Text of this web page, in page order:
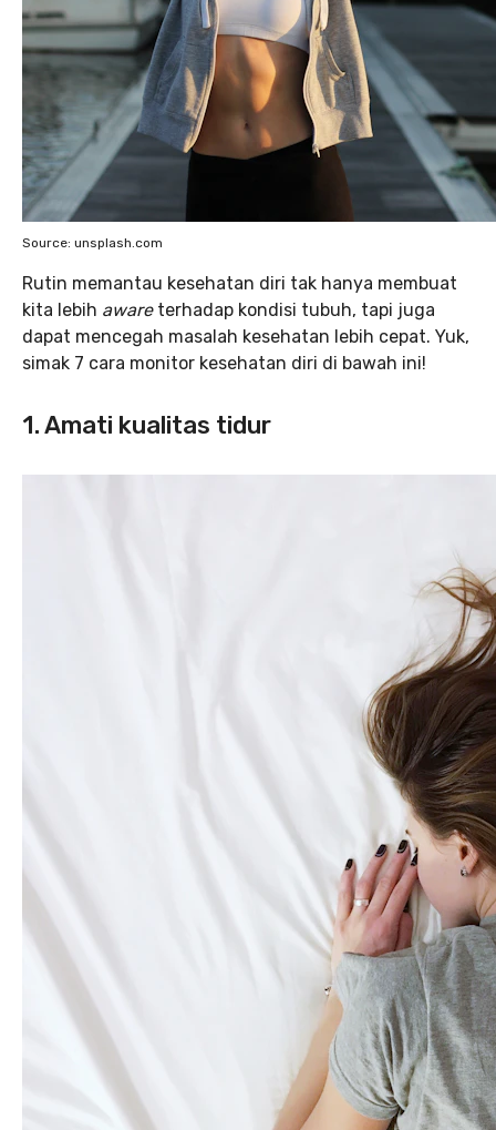
Source: unsplash.com
Rutin memantau kesehatan diri tak hanya membuat
kita lebih aware terhadap kondisi tubuh, tapi juga
dapat mencegah masalah kesehatan lebih cepat. Yuk,
simak 7 cara monitor kesehatan diri di bawah ini!
1. Amati kualitas tidur